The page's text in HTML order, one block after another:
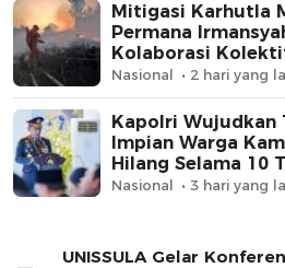
Mitigasi Karhutla
Permana
Kolaborasi
Nasional 2 hari yang
Kapolri Wujudkan
Impian Warga
Hilang Selama 10
Nasional 3 hari yang
UNISSULA Gelar